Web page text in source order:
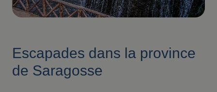
Escapades dans la province
de Saragosse